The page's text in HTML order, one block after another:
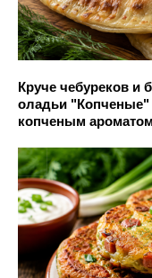
Круче чебуреков и
оладьи
копченым ароматом